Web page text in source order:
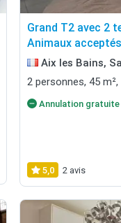
Grand T2 avec 2
Animaux acceptés
Aix les Bains,
2 personnes, 45
Annulation gratuite
5,0 2 avis